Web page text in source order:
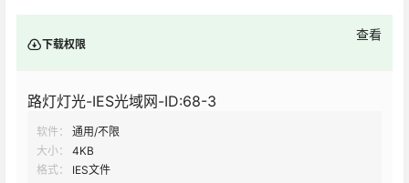
下载权限
查看
路灯灯光-IES光域网-ID:68-3
软件：
通用/不限
大小：
4KB
格式：
IES文件